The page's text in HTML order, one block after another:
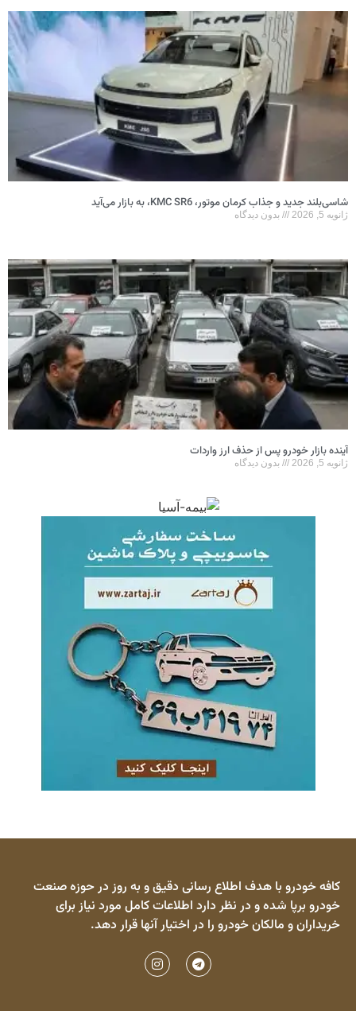
شاسی‌بلند جدید و جذاب کرمان موتور، KMC SR6، به بازار می‌آید
ژانویه 5, 2026 بدون دیدگاه
آینده بازار خودرو پس از حذف ارز واردات
ژانویه 5, 2026 بدون دیدگاه
کافه خودرو با هدف اطلاع رسانی دقیق و به روز در حوزه صنعت
خودرو برپا شده و در نظر دارد اطلاعات کامل مورد نیاز برای
خریداران و مالکان خودرو را در اختیار آنها قرار دهد.